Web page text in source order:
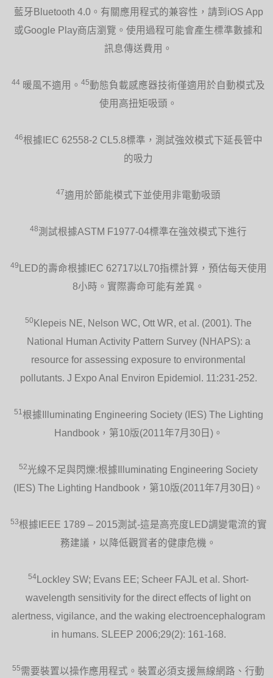
藍牙Bluetooth 4.0。有關應用程式的兼容性，請到iOS App
或Google Play商店瀏覽。使用過程可能會產生標準數據和
訊息傳送費用。
44 暖風不適用。 45動態負載感應器技術僅適用於自動模式及
使用高扭矩吸頭。
46根據IEC 62558-2 CL5.8標準，測試強效模式下延長管中
的吸力
47適用於節能模式下並使用非電動吸頭
48測試根據ASTM F1977-04標準在強效模式下進行
49
LED的壽命根據IEC 62717以L70指標計算，預估每天使用
8小時。實際壽命可能有差異。
50 Klepeis NE, Nelson WC, Ott WR, et al. (2001). The
National Human Activity Pattern Survey (NHAPS): a
resource for assessing exposure to environmental
pollutants. J Expo Anal Environ Epidemiol. 11:231-252.
51 根據Illuminating Engineering Society (IES) The Lighting
Handbook，第10版(2011年7月30日)。
52光線不足與閃爍:根據Illuminating Engineering Society
(IES) The Lighting Handbook，第10版(2011年7月30日)。
53根據IEEE 1789 – 2015測試-這是高亮度LED調變電流的實
務建議，以降低觀賞者的健康危機。
54
Lockley SW; Evans EE; Scheer FAJL et al. Short-
wavelength sensitivity for the direct effects of light on
alertness, vigilance, and the waking electroencephalogram
in humans. SLEEP 2006;29(2): 161-168.
55需要裝置以操作應用程式。裝置必須支援無線網路、行動